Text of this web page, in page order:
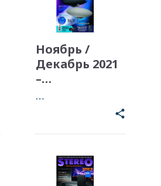
Ноябрь /
Декабрь 2021
–…
…
share